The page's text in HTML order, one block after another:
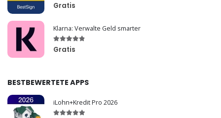
Gratis
Klarna: Verwalte Geld smarter
Gratis
BESTBEWERTETE APPS
iLohn+Kredit Pro 2026